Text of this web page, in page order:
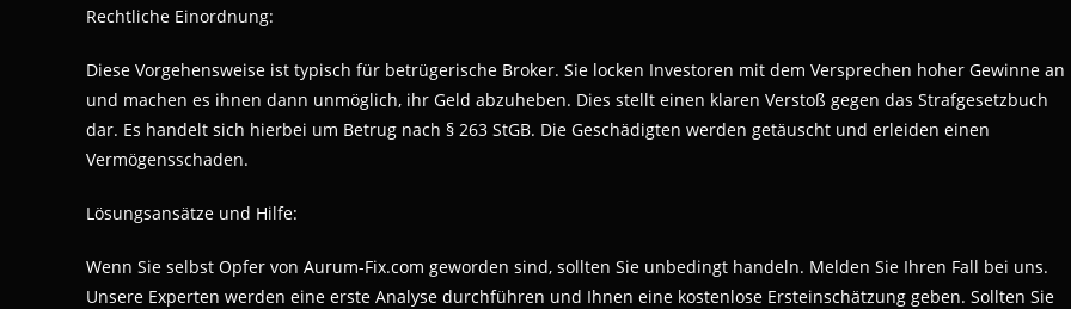
Rechtliche Einordnung:
Diese Vorgehensweise ist typisch für betrügerische Broker. Sie locken Investoren mit dem Versprechen hoher Gewinne an
und machen es ihnen dann unmöglich, ihr Geld abzuheben. Dies stellt einen klaren Verstoß gegen das Strafgesetzbuch
dar. Es handelt sich hierbei um Betrug nach § 263 StGB. Die Geschädigten werden getäuscht und erleiden einen
Vermögensschaden.
Lösungsansätze und Hilfe:
Wenn Sie selbst Opfer von Aurum-Fix.com geworden sind, sollten Sie unbedingt handeln. Melden Sie Ihren Fall bei uns.
Unsere Experten werden eine erste Analyse durchführen und Ihnen eine kostenlose Ersteinschätzung geben. Sollten Sie